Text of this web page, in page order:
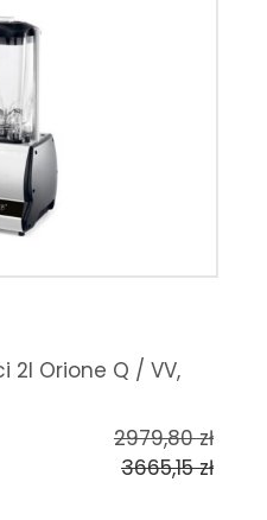
2l Orione Q / VV,
2979,80zł
3665,15zł